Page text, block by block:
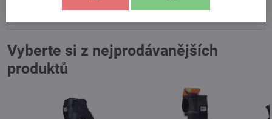
Vyberte si z nejprodávanějších
produktů